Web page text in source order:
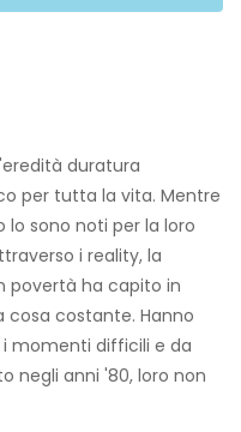
duratura
per tutta la vita. Mentre
sono noti per la loro
i reality, la
povertà ha capito in
cosa costante. Hanno
momenti difficili e da
negli anni '80, loro non